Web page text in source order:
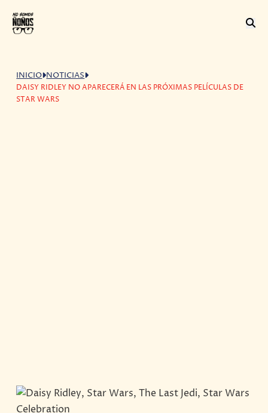
INICIO NOTICIAS
DAISY RIDLEY NO APARECERÁ EN LAS PRÓXIMAS PELÍCULAS DE
STAR WARS